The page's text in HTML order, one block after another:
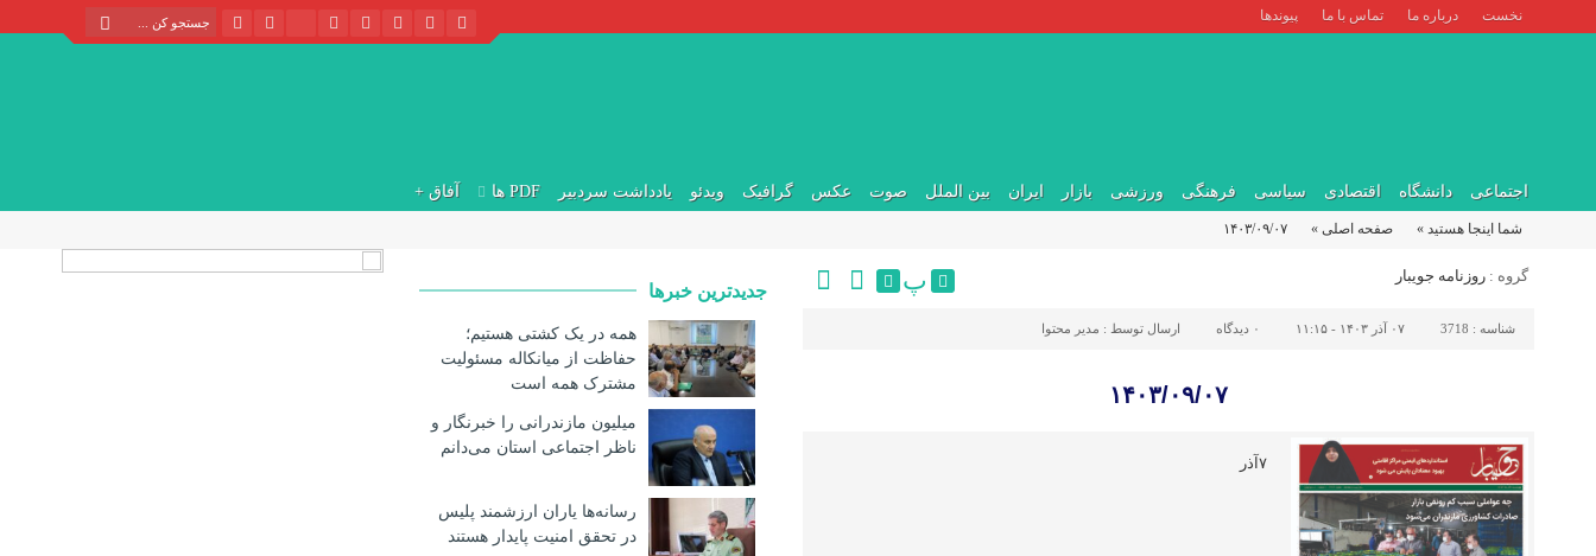
نخست درباره ما تماس با ما پیوندها
اجتماعی دانشگاه اقتصادی سیاسی فرهنگی ورزشی بازار ایران بین الملل صوت عکس گرافیک ویدئو یادداشت سردبیر PDF ها آفاق +
شما اینجا هستید » صفحه اصلی » ۱۴۰۳/۰۹/۰۷
گروه : روزنامه جویبار پ
شناسه : 3718 ۰۷ آذر ۱۴۰۳ - ۱۱:۱۵ ۰ دیدگاه ارسال توسط : مدیر محتوا
۱۴۰۳/۰۹/۰۷
۷آذر
جدیدترین خبرها
همه در یک کشتی هستیم؛
حفاظت از میانکاله مسئولیت
مشترک همه است
میلیون مازندرانی را خبرنگار و
ناظر اجتماعی استان می‌دانم
رسانه‌ها یاران ارزشمند پلیس
در تحقق امنیت پایدار هستند